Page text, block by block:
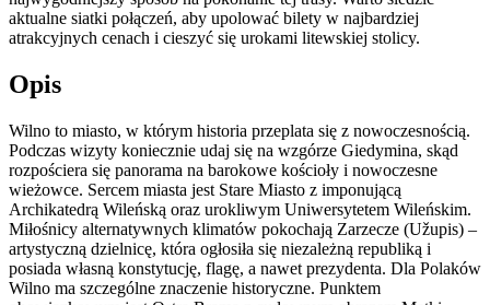
aktualne siatki połączeń, aby upolować bilety w najbardziej
atrakcyjnych cenach i cieszyć się urokami litewskiej stolicy.
Opis
Wilno to miasto, w którym historia przeplata się z nowoczesnością.
Podczas wizyty koniecznie udaj się na wzgórze Giedymina, skąd
rozpościera się panorama na barokowe kościoły i nowoczesne
wieżowce. Sercem miasta jest Stare Miasto z imponującą
Archikatedrą Wileńską oraz urokliwym Uniwersytetem Wileńskim.
Miłośnicy alternatywnych klimatów pokochają Zarzecze (Užupis) –
artystyczną dzielnicę, która ogłosiła się niezależną republiką i
posiada własną konstytucję, flagę, a nawet prezydenta. Dla Polaków
Wilno ma szczególne znaczenie historyczne. Punktem